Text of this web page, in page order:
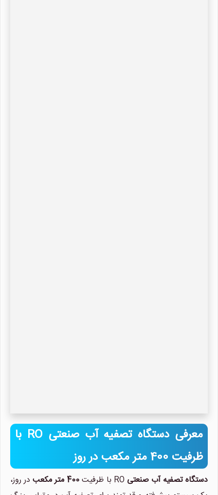
معرفی دستگاه تصفیه آب صنعتی RO با
ظرفیت 400 متر مکعب در روز
دستگاه تصفیه آب صنعتی RO با ظرفیت 400 متر مکعب
در روز،